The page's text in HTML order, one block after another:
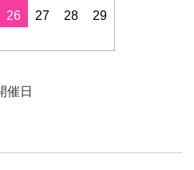
26 27 28
29
催日